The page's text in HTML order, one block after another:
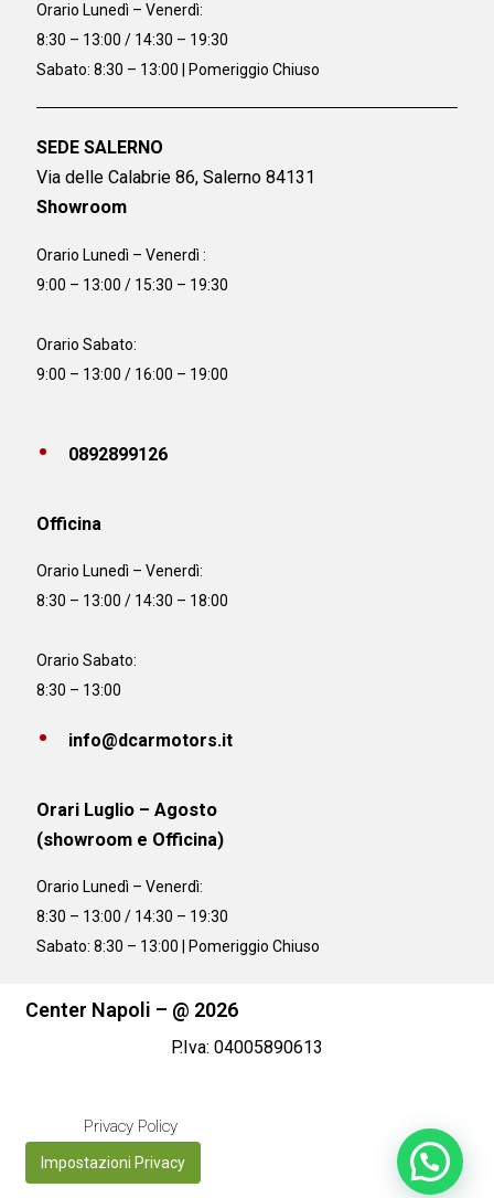
Orario Lunedì – Venerdì:
8:30 – 13:00 / 14:30 – 19:30
Sabato: 8:30 – 13:00 | Pomeriggio Chiuso
SEDE SALERNO
Via delle Calabrie 86, Salerno 84131
Showroom
Orario Lunedì – Venerdì :
9:00 – 13:00 / 15:30 – 19:30
Orario Sabato:
9:00 – 13:00 / 16:00 – 19:00
0892899126
Officina
Orario Lunedì – Venerdì:
8:30 – 13:00 / 14:30 – 18:00
Orario Sabato:
8:30 – 13:00
info@dcarmotors.it
Orari Luglio – Agosto
(showroom e Officina)
Orario Lunedì – Venerdì:
8:30 – 13:00 / 14:30 – 19:30
Sabato: 8:30 – 13:00 | Pomeriggio Chiuso
Center Napoli – @ 2026
P.Iva: 04005890613
Privacy Policy
Impostazioni Privacy